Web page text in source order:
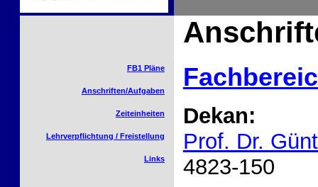
FB1 Pläne
Anschriften/Aufgaben
Zeiteinheiten
Lehrverpflichtung / Freistellung
Links
Dekan:
Prof. Dr.
4823-150